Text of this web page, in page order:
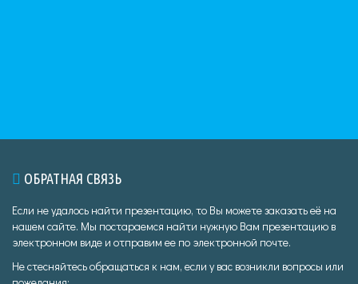
ОБРАТНАЯ СВЯЗЬ
Если не удалось найти презентацию, то Вы можете заказать её на
нашем сайте. Мы постараемся найти нужную Вам презентацию в
электронном виде и отправим ее по электронной почте.
Не стесняйтесь обращаться к нам, если у вас возникли вопросы или